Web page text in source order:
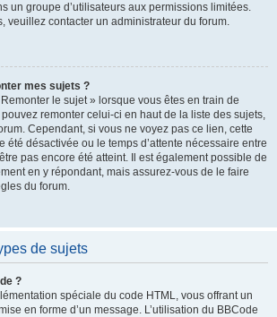
un groupe d’utilisateurs aux permissions limitées.
veuillez contacter un administrateur du forum.
mes sujets ?
le sujet » lorsque vous êtes en train de
remonter celui-ci en haut de la liste des sujets,
Cependant, si vous ne voyez pas ce lien, cette
été désactivée ou le temps d’attente nécessaire entre
pas encore été atteint. Il est également possible de
en y répondant, mais assurez-vous de le faire
du forum.
de sujets
?
spéciale du code HTML, vous offrant un
en forme d’un message. L’utilisation du BBCode